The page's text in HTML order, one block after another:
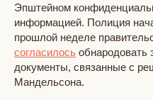
Эпштейном
информацией. Полиция
прошлой неделе
согласилось обнародовать
документы, связанные с
Мандельсона.